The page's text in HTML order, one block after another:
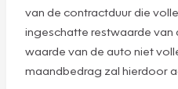
van de contractduur die
ingeschatte restwaarde van
waarde van de auto niet
maandbedrag zal hierdoor